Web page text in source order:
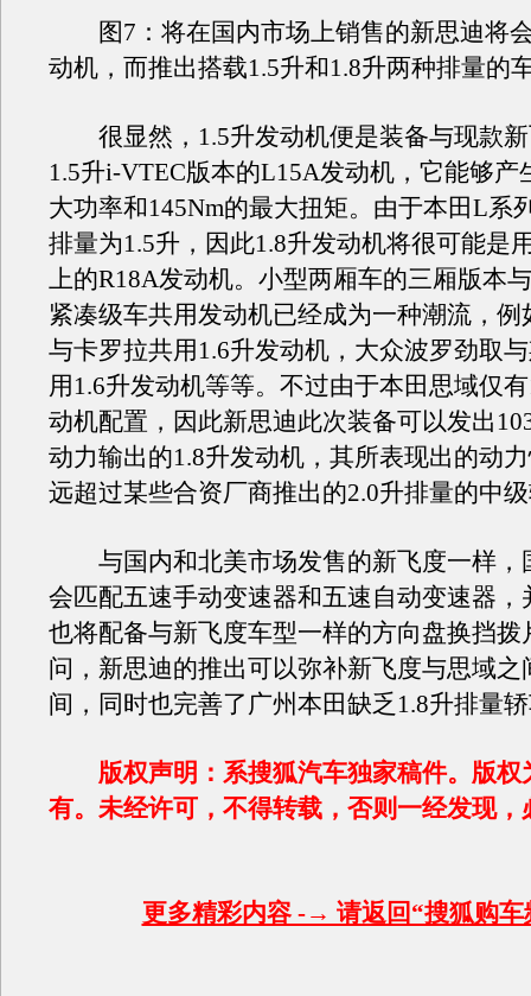
图7：将在国内市场上销售的新思迪将
动机，而推出搭载1.5升和1.8升两种排量的
很显然，1.5升发动机便是装备与现款新
1.5升i-VTEC版本的L15A发动机，它能够产
大功率和145Nm的最大扭矩。由于本田L系
排量为1.5升，因此1.8升发动机将很可能是
上的R18A发动机。小型两厢车的三厢版本
紧凑级车共用发动机已经成为一种潮流，例
与卡罗拉共用1.6升发动机，大众波罗劲取
用1.6升发动机等等。不过由于本田思域仅
动机配置，因此新思迪此次装备可以发出
动力输出的1.8升发动机，其所表现出的动
远超过某些合资厂商推出的2.0升排量的中
与国内和北美市场发售的新飞度一样，
会匹配五速手动变速器和五速自动变速器，
也将配备与新飞度车型一样的方向盘换挡拨
问，新思迪的推出可以弥补新飞度与思域之
间，同时也完善了广州本田缺乏1.8升排量
版权声明：系搜狐汽车独家稿件。版权
有。未经许可，不得转载，否则一经发现
更多精彩内容 -→ 请返回“搜狐购车